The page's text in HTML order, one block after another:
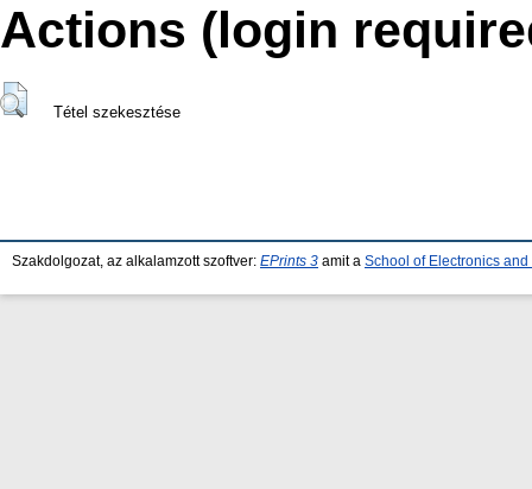
Actions (login
Tétel szekesztése
Szakdolgozat, az alkalamzott szoftver: EPrints 3 amit a School of Electronics